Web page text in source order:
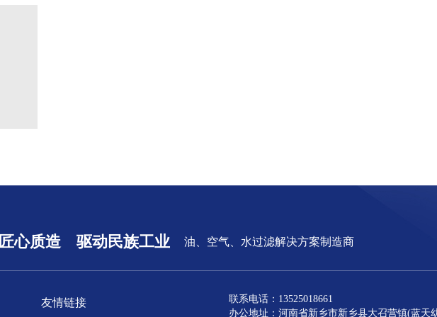
匠心质造 驱动民族工业 油、空气、水过滤解决方案制造商
友情链接
联系电话：13525018661
办公地址：河南省新乡市新乡县大召营镇(蓝天